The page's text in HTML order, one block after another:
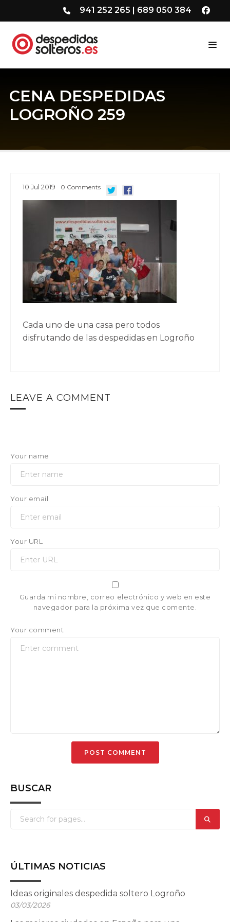
941 252 265 | 689 050 384
CENA DESPEDIDAS
LOGROÑO 259
10 Jul 2019 0 Comments
Cada uno de una casa pero todos
disfrutando de las despedidas en Logroño
LEAVE A COMMENT
Your name
Your email
Your URL
Guarda mi nombre, correo electrónico y web en este
navegador para la próxima vez que comente.
Your comment
BUSCAR
ÚLTIMAS NOTICIAS
Ideas originales despedida soltero Logroño
03/03/2026